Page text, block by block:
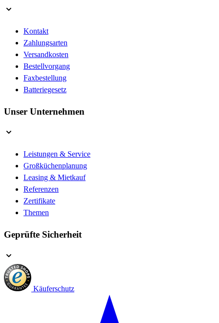
Kontakt
Zahlungsarten
Versandkosten
Bestellvorgang
Faxbestellung
Batteriegesetz
Unser Unternehmen
Leistungen & Service
Großküchenplanung
Leasing & Mietkauf
Referenzen
Zertifikate
Themen
Geprüfte Sicherheit
Käuferschutz